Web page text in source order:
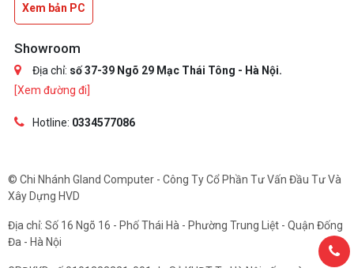
Xem bản PC
Showroom
Địa chỉ: số 37-39 Ngõ 29 Mạc Thái Tông - Hà Nội.
[Xem đường đi]
Hotline: 0334577086
© Chi Nhánh Gland Computer - Công Ty Cổ Phần Tư Vấn Đầu Tư Và
Xây Dựng HVD
Địa chỉ: Số 16 Ngõ 16 - Phố Thái Hà - Phường Trung Liệt - Quận Đống
Đa - Hà Nội